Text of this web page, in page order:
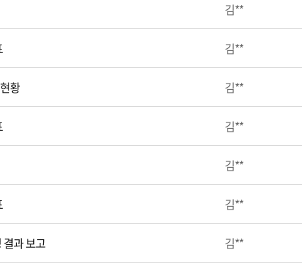
김**
김**
황 김**
김**
김**
김**
과 보고 김**